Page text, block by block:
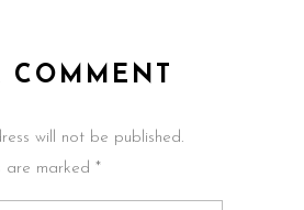
COMMENT
will not be published.
are marked *